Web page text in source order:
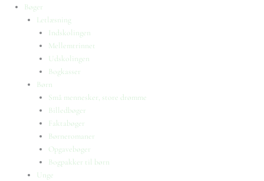
Bøger
Letlæsning
Indskolingen
Mellemtrinnet
Udskolingen
Bogkasser
Børn
Små mennesker, store drømme
Billedbøger
Faktabøger
Børneromaner
Opgavebøger
Bogpakker til børn
Unge